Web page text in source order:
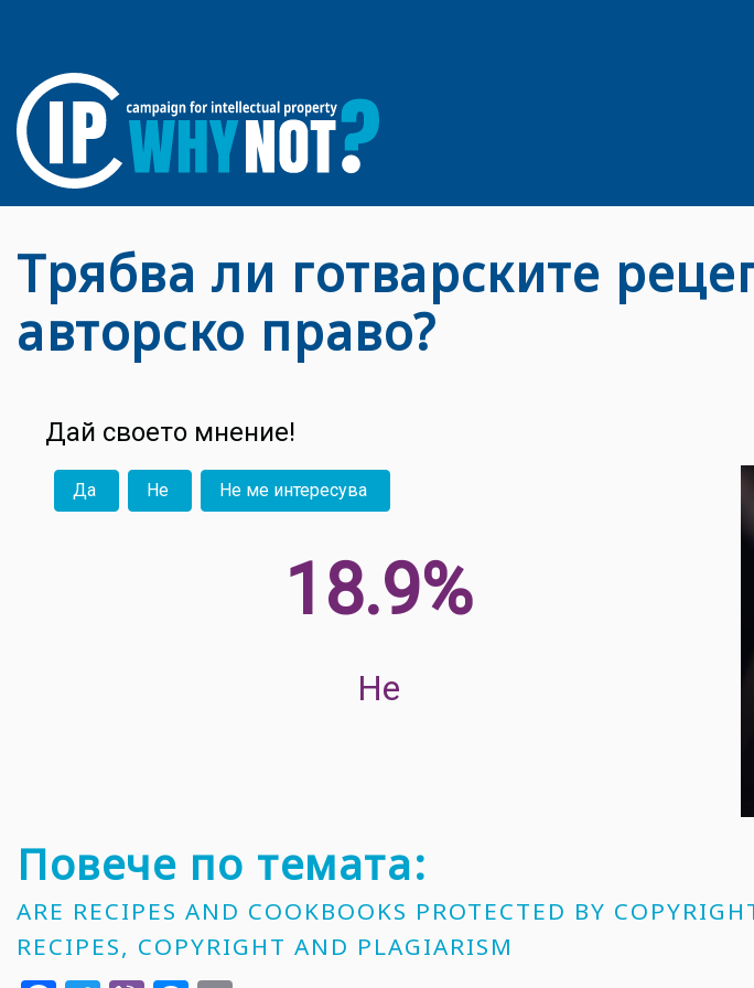
Трябва ли готварските
авторско право?
Дай своето мнение!
Да Не Не ме интересува
32.2%
Не
Повече по темата:
ARE RECIPES AND COOKBOOKS PROTECTED BY
RECIPES, COPYRIGHT AND PLAGIARISM